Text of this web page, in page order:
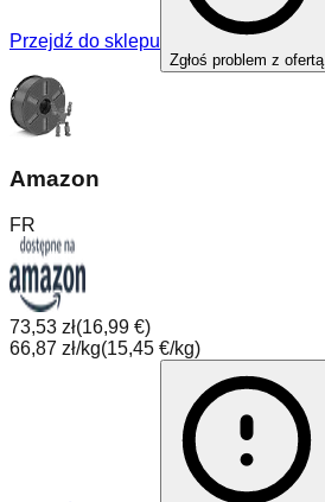
Przejdź do sklepu
Zgłoś problem z ofertą
Amazon
FR
73,53 zł(16,99 €)
66,87 zł/kg(15,45 €/kg)